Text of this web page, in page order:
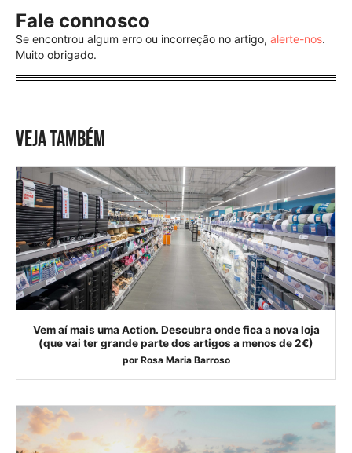
Fale connosco
Se encontrou algum erro ou incorreção no artigo, alerte-nos.
Muito obrigado.
VEJA TAMBÉM
Vem aí mais uma Action. Descubra onde fica a nova loja
(que vai ter grande parte dos artigos a menos de 2€)
por Rosa Maria Barroso